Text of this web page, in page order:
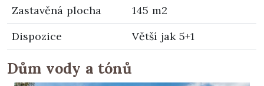
Zastavěná plocha
145 m2
Dispozice
Větší jak 5+1
Dům vody a tónů